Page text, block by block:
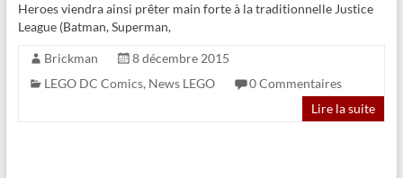
Heroes viendra ainsi prêter main forte à la traditionnelle Justice
League (Batman, Superman,
Brickman
8 décembre 2015
LEGO DC Comics, News LEGO
0 Commentaires
Lire la suite